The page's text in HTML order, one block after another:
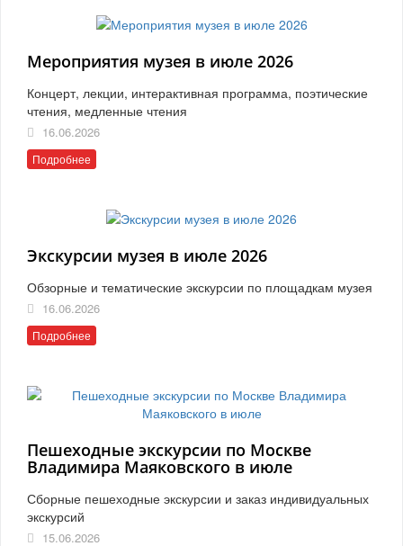
Мероприятия музея в июле 2026
Концерт, лекции, интерактивная программа, поэтические
чтения, медленные чтения
16.06.2026
Подробнее
Экскурсии музея в июле 2026
Обзорные и тематические экскурсии по площадкам музея
16.06.2026
Подробнее
Пешеходные экскурсии по Москве
Владимира Маяковского в июле
Сборные пешеходные экскурсии и заказ индивидуальных
экскурсий
15.06.2026